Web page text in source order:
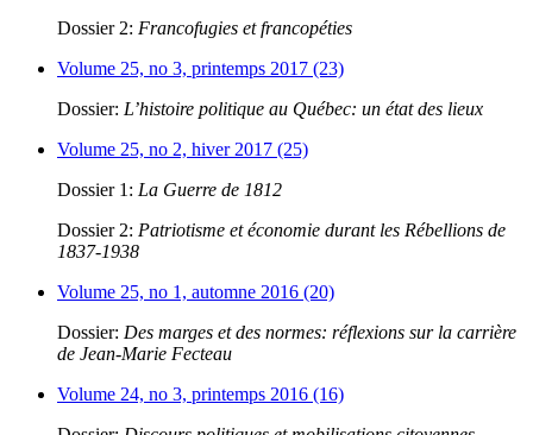
Dossier 2: Francofugies et francopéties
Volume 25, no 3, printemps 2017 (23)
Dossier: L’histoire politique au Québec: un état des lieux
Volume 25, no 2, hiver 2017 (25)
Dossier 1: La Guerre de 1812
Dossier 2: Patriotisme et économie durant les Rébellions de
1837-1938
Volume 25, no 1, automne 2016 (20)
Dossier: Des marges et des normes: réflexions sur la carrière
de Jean-Marie Fecteau
Volume 24, no 3, printemps 2016 (16)